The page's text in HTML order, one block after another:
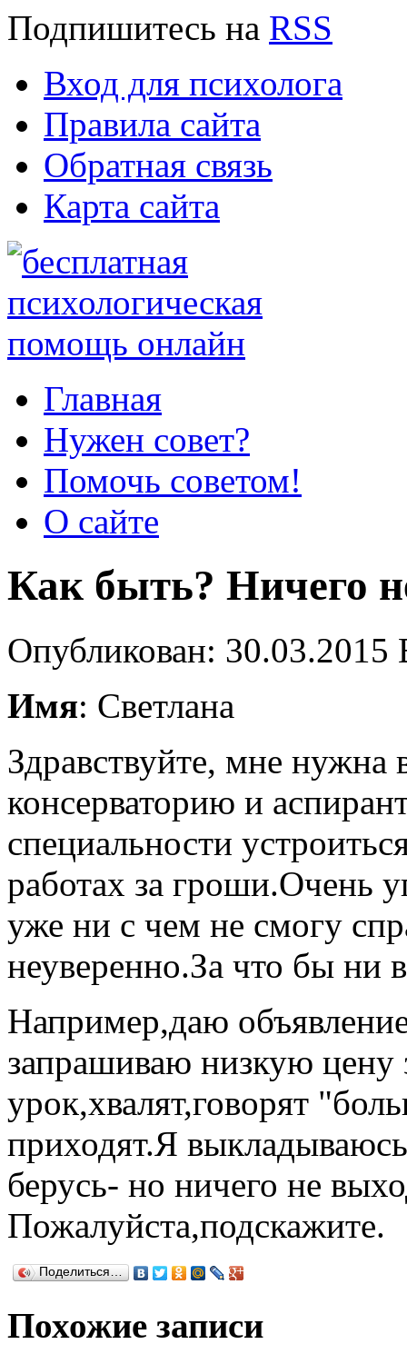
Подпишитесь на RSS
Вход для психолога
Правила сайта
Обратная связь
Карта сайта
Главная
Нужен совет?
Помочь советом!
О сайте
Как быть? Ничего
Опубликован:
Имя: Светлана
Здравствуйте, мне
консерваторию и
специальности
работах за гроши.Очень
уже ни с чем не смогу
неуверенно.За что бы ни
Например,даю
запрашиваю низкую цену
урок,хвалят,говорят
приходят.Я
берусь- но ничего не
Пожалуйста,подскажите.
Поделиться…
Похожие записи